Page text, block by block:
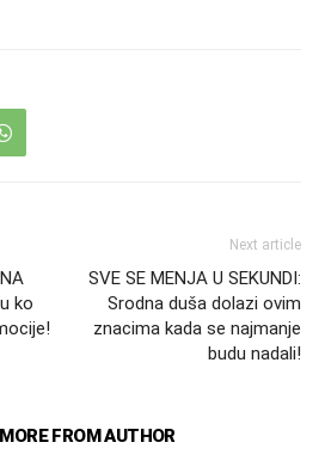
ko
Next article
SVE SE MENJA U SEKUNDI:
Srodna duša dolazi ovim
znacima kada se najmanje
budu nadali!
MORE FROM AUTHOR